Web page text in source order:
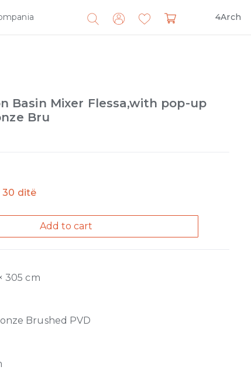
4Arch
Search
for:
Basin Mixer Flessa,with pop-up
Bru
30 ditë
Add to cart
305 cm
Brushed PVD